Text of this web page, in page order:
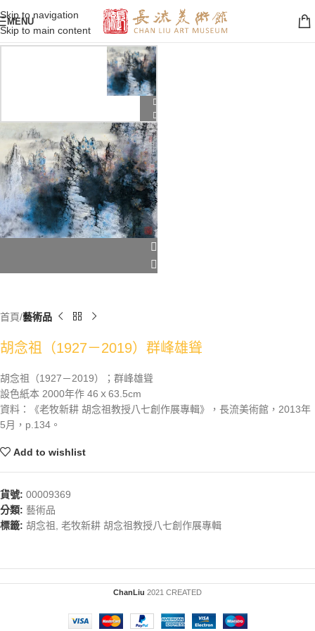
Skip to navigation
Skip to main content
MENU
首頁 藝術品
胡念祖（1927－2019）群峰雄聳
胡念祖（1927－2019）；群峰雄聳
設色紙本 2000年作 46ｘ63.5cm
資料：《老牧新耕 胡念祖教授八七創作展專輯》，長流美術館，2013年
5月，p.134。
Add to wishlist
貨號: 00009369
分類: 藝術品
標籤: 胡念祖 老牧新耕 胡念祖教授八七創作展專輯
ChanLiu 2021 CREATED